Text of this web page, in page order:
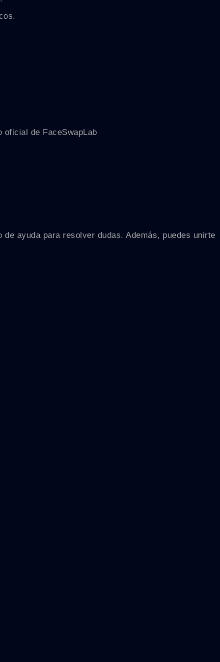
de FaceSwapLab
ayuda para resolver dudas. Además, puedes unirte